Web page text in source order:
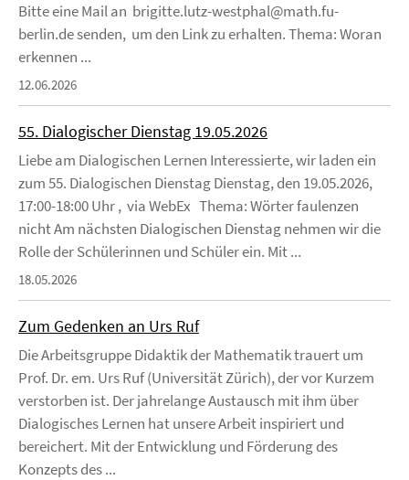
Bitte eine Mail an brigitte.lutz-westphal@math.fu-
berlin.de senden, um den Link zu erhalten. Thema: Woran
erkennen ...
12.06.2026
55. Dialogischer Dienstag 19.05.2026
Liebe am Dialogischen Lernen Interessierte, wir laden ein
zum 55. Dialogischen Dienstag Dienstag, den 19.05.2026,
17:00-18:00 Uhr , via WebEx Thema: Wörter faulenzen
nicht Am nächsten Dialogischen Dienstag nehmen wir die
Rolle der Schülerinnen und Schüler ein. Mit ...
18.05.2026
Zum Gedenken an Urs Ruf
Die Arbeitsgruppe Didaktik der Mathematik trauert um
Prof. Dr. em. Urs Ruf (Universität Zürich), der vor Kurzem
verstorben ist. Der jahrelange Austausch mit ihm über
Dialogisches Lernen hat unsere Arbeit inspiriert und
bereichert. Mit der Entwicklung und Förderung des
Konzepts des ...